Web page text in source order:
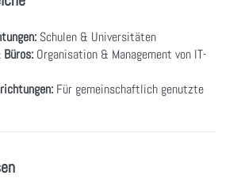
Schulen & Universitäten
Organisation & Management von IT-
Für gemeinschaftlich genutzte